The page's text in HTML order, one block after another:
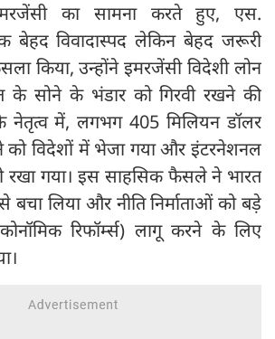
का सामना करते हुए, एस.
बेहद विवादास्पद लेकिन बेहद जरूरी
किया, उन्होंने इमरजेंसी विदेशी लोन
के सोने के भंडार को गिरवी रखने की
नेतृत्व में, लगभग 405 मिलियन डॉलर
को विदेशों में भेजा गया और इंटरनेशनल
रखा गया। इस साहसिक फैसले ने भारत
बचा लिया और नीति निर्माताओं को बड़े
रिफॉर्म्स) लागू करने के लिए